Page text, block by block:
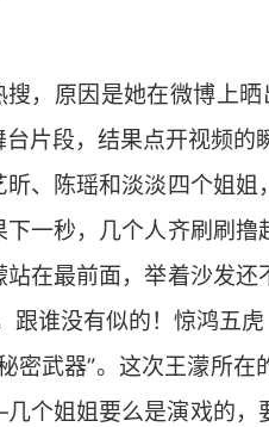
，原因是她在微博上
片段，结果点开视频的
、陈瑶和淡淡四个姐
一秒，几个人齐刷刷
在最前面，举着沙发
跟谁没有似的！惊鸿五
密武器”。这次王濛所
个姐姐要么是演戏的，